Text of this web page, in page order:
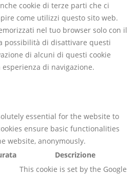
cookie di terze parti che ci
come utilizzi questo sito web.
nel tuo browser solo con il
possibilità di disattivare questi
di alcuni di questi cookie
di navigazione.
essential for the website to
ensure basic functionalities
website, anonymously.
Descrizione
This cookie is set by the Google